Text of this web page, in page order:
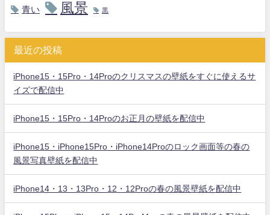
青い 風景 黒
最近の投稿
iPhone15・15Pro・14Proのクリスマスの壁紙をすぐに使えるサ
イズで配信中
iPhone15・15Pro・14Proのお正月の壁紙を配信中
iPhone15・iPhone15Pro・iPhone14Proのロック画面等の春の
風景写真壁紙を配信中
iPhone14・13・13Pro・12・12Proの春の風景壁紙を配信中